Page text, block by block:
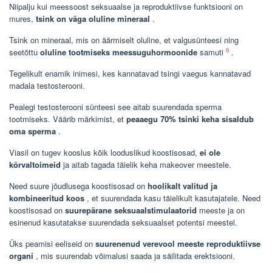
Niipalju kui meessoost seksuaalse ja reproduktiivse funktsiooni on
mures, tsink on väga oluline mineraal .
Tsink on mineraal, mis on äärmiselt oluline, et valgusünteesi ning
seetõttu oluline tootmiseks meessuguhormoonide samuti 6 .
Tegelikult enamik inimesi, kes kannatavad tsingi vaegus kannatavad
madala testosterooni.
Pealegi testosterooni sünteesi see aitab suurendada sperma
tootmiseks. Väärib märkimist, et peaaegu 70% tsinki keha sisaldub
oma sperma .
Viasil on tugev kooslus kõik looduslikud koostisosad, ei ole
kõrvaltoimeid ja aitab tagada täielik keha makeover meestele.
Need suure jõudlusega koostisosad on hoolikalt valitud ja
kombineeritud koos , et suurendada kasu täielikult kasutajatele. Need
koostisosad on suurepärane seksuaalstimulaatorid meeste ja on
esinenud kasutatakse suurendada seksuaalset potentsi meestel.
Üks peamisi eeliseid on suurenenud verevool meeste reproduktiivse
organi , mis suurendab võimalusi saada ja säilitada erektsiooni.